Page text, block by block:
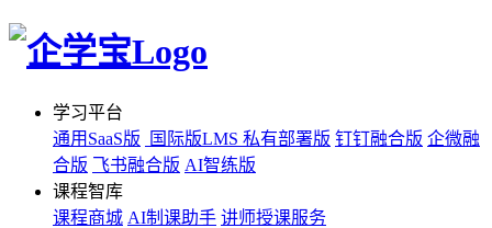
学习平台
通用SaaS版
国际版LMS 私有部署版 钉钉融合版 企微融
合版 飞书融合版 AI智练版
课程智库
课程商城 AI制课助手 讲师授课服务